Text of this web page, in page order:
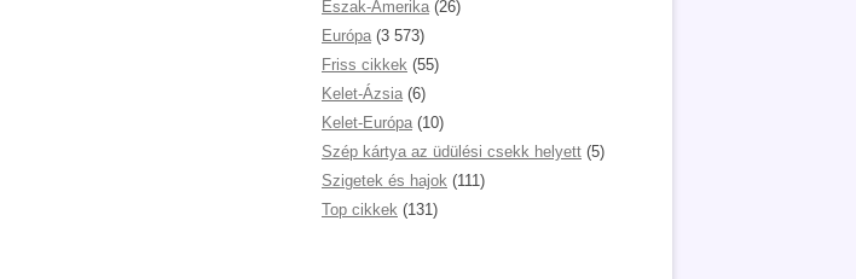
Észak-Amerika (26)
Európa (3 573)
Friss cikkek (55)
Kelet-Ázsia (6)
Kelet-Európa (10)
Szép kártya az üdülési csekk helyett (5)
Szigetek és hajok (111)
Top cikkek (131)